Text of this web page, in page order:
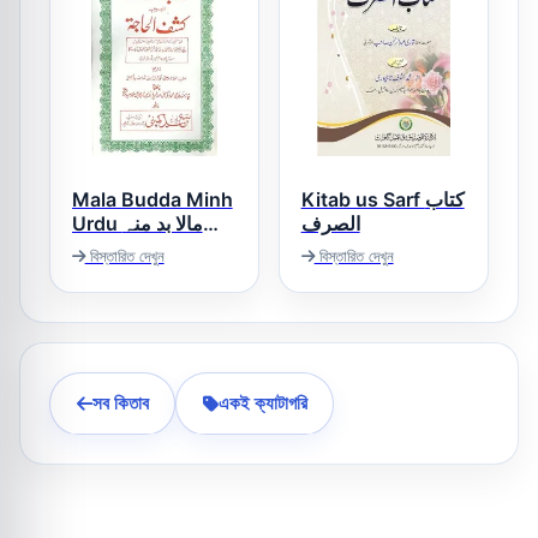
Mala Budda Minh
Urdu مالا بد منہ
اردو
বিস্তারিত দেখুন
Kitab us Sarf کتاب
الصرف
বিস্তারিত দেখুন
সব কিতাব একই ক্যাটাগরি